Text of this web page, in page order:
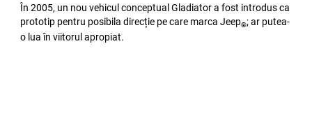
În 2005, un nou vehicul conceptual Gladiator a fost introdus ca
prototip pentru posibila direcție pe care marca Jeep®; ar putea-
o lua în viitorul apropiat.